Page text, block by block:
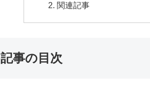
関連記事
事の目次